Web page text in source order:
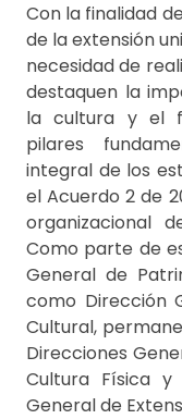
Con la finalidad
de la extensión
necesidad de
destaquen la
la cultura y el
pilares
integral de los
el Acuerdo 2 de
organizacional
Como parte de
General de
como Dirección
Cultural,
Direcciones
Cultura Física y
General de